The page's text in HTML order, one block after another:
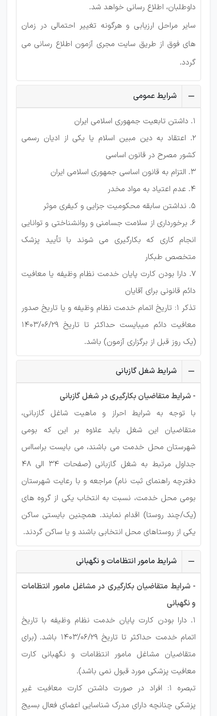
داوطلبان، اطلاع رسانی خواهد شد.
سایر مراحل ارزیابی و هرگونه تغییر احتمالی در زمان
های فوق از طریق سایت مجری آزمون اطلاع رسانی می
گردد.
شرایط عمومی
1. داشتن تابعیت جمهوری اسلامی ایران
2. اعتقاد به دین مبین اسلام یا یکی از ادیان رسمی
كشور مصرح در قانون اساسی
3. التزام به قانون اساسی جمهوری اسلامی ایران
4. عدم اعتیاد به مواد مخدر
5. نداشتن سابقه محکومیت جزایی و كیفری موثر
6. برخورداری از سلامت جسامنی و روانشناختی و توانایی
انجام كاری كه بکارگیری می شوند با تأیید پزشک
متخصص طبكار
7. دارا بودن كارت پایان خدمت نظام وظیفه یا معافیت
دائم قانونی برای آقایان
تذکر 1: تاریخ اتمام خدمت نظام وظیفه و یا تاریخ صدور
معافیت دائم میبایست حداكثر تا تاریخ 1403/06/29
(یک روز قبل از برگزاری آزمون) باشد.
شرایط شغل گازبانی
- شرایط متقاضیان بکارگیری در شغل گازبانی
با توجه به شرایط احراز و ماهیت شاغل گازبانی،
متقاضیان این شغل باید علاوه بر این كه بومی
شهرستان محل خدمت می باشند، می بایست براسااس
جداول مرتبط به شغل گازبانی (صفحات 34 الی 48
دفترچه راهنمای ثبت نام) مراجعه و با رعایت شهرستان
بومی محل خدمت، نسبت به انتخاب یکی از گروه های
(یک/چند روستا) اقدام نمایند. همچنین بایستی ساكن
یکی از روستاهای محل انتخابی باشند و یا ساكن گردند.
شرایط مامور انتظامات و نگهبانی
- شرایط متقاضیان بکارگیری در مشاغل مامور انتظامات
و نگهبانی
1. دارا بودن كارت پایان خدمت نظام وظیفه با تاریخ
اتمام خدمت حداكثر تا تاریخ 1403/06/29 باشد. (برای
متقاضیان مشاغل مامور انتظامات و نگهبانی كارت
معافیت پزشکی مورد قبول نمی باشد).
تبصره 1: افراد در صورت داشتن كارت معافیت غیر
پزشکی چنانچه دارای مدرک شناسایی اعضای فعال بسیج